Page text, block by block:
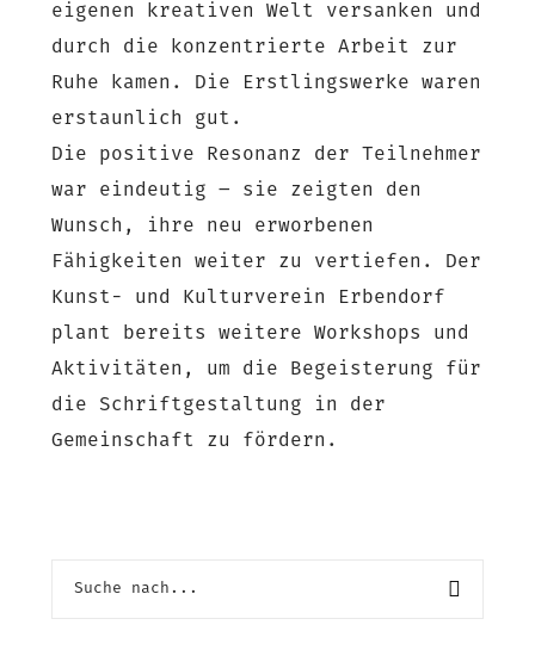
eigenen kreativen Welt versanken und
durch die konzentrierte Arbeit zur
Ruhe kamen. Die Erstlingswerke waren
erstaunlich gut.
Die positive Resonanz der Teilnehmer
war eindeutig – sie zeigten den
Wunsch, ihre neu erworbenen
Fähigkeiten weiter zu vertiefen. Der
Kunst- und Kulturverein Erbendorf
plant bereits weitere Workshops und
Aktivitäten, um die Begeisterung für
die Schriftgestaltung in der
Gemeinschaft zu fördern.